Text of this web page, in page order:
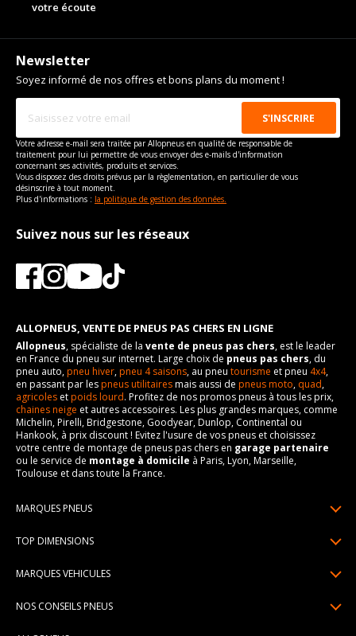
votre écoute
Newsletter
Soyez informé de nos offres et bons plans du moment !
Votre adresse e-mail sera traitée par Allopneus en qualité de responsable de
traitement pour lui permettre de vous envoyer des e-mails d'information
concernant ses activités, produits et services.
Vous disposez des droits prévus par la règlementation, en particulier de vous
désinscrire à tout moment.
Plus d'informations : la politique de gestion des données.
Suivez nous sur les réseaux
ALLOPNEUS, VENTE DE PNEUS PAS CHERS EN LIGNE
Allopneus, spécialiste de la vente de pneus pas chers, est le leader
en France du pneu sur internet. Large choix de pneus pas chers, du
pneu auto,pneu hiver,pneu 4 saisons, au pneu tourisme et pneu 4x4,
en passant par lespneus utilitairesmais aussi de pneus moto, quad,
agricoles etpoids lourd. Profitez de nos promos pneus à tous les prix,
chaines neige et autres accessoires. Les plus grandes marques, comme
Michelin, Pirelli, Bridgestone, Goodyear, Dunlop, Continental ou
Hankook, à prix discount ! Evitez l'usure de vos pneus et choisissez
votre centre de montage de pneus pas chers en garage partenaire
ou le service de montage à domicile à Paris, Lyon, Marseille,
Toulouse et dans toute la France.
MARQUES PNEUS
Pneus Continental
TOP DIMENSIONS
195/65R15
MARQUES VEHICULES
NOS CONSEILS PNEUS